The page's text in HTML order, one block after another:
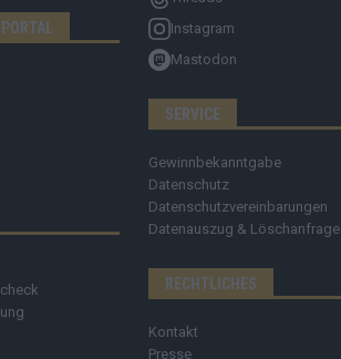
Instagram
Mastodon
SERVICE
Gewinnbekanntgabe
Datenschutz
Datenschutzvereinbarungen
Datenauszug & Löschanfrage
RECHTLICHES
Kontakt
Presse